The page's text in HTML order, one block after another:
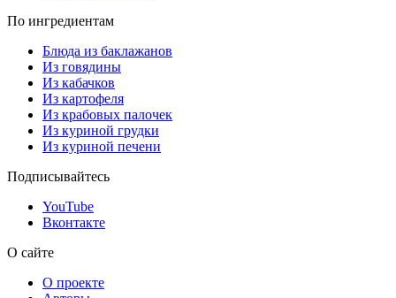
По ингредиентам
Блюда из баклажанов
Из говядины
Из кабачков
Из картофеля
Из крабовых палочек
Из куриной грудки
Из куриной печени
Подписывайтесь
YouTube
Вконтакте
О сайте
О проекте